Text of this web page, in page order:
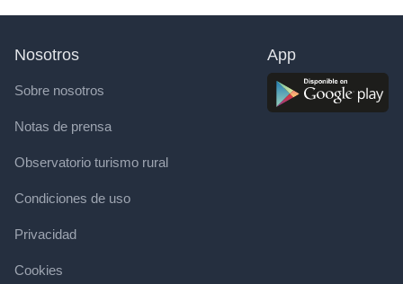
Nosotros
Sobre nosotros
Notas de prensa
Observatorio turismo rural
Condiciones de uso
Privacidad
Cookies
App